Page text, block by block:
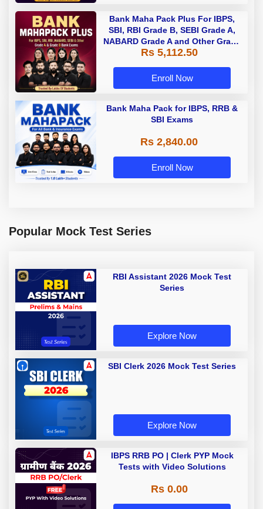
Bank Maha Pack Plus For IBPS,
SBI, RBI Grade B, SEBI Grade A,
NABARD Grade A and Other Grade
A & Grade B Bank Exams
Rs 5,112.50
Enroll Now
Bank Maha Pack for IBPS, RRB &
SBI Exams
Rs 2,840.00
Enroll Now
Popular Mock Test Series
RBI Assistant 2026 Mock Test
Series
Explore Now
SBI Clerk 2026 Mock Test Series
Explore Now
IBPS RRB PO | Clerk PYP Mock
Tests with Video Solutions
Rs 0.00